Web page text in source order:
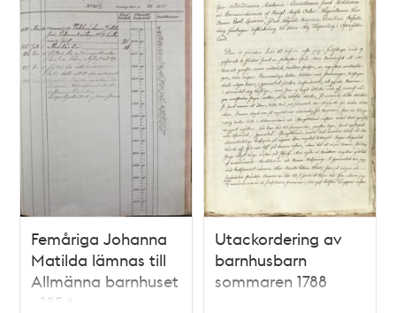
Femåriga Johanna
Matilda lämnas till
Allmänna barnhuset
- 1854
Utackordering av
barnhusbarn
sommaren 1788